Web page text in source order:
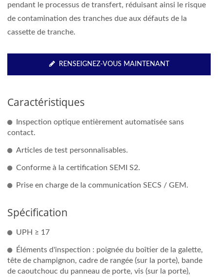
pendant le processus de transfert, réduisant ainsi le risque
de contamination des tranches due aux défauts de la
cassette de tranche.
RENSEIGNEZ-VOUS MAINTENANT
Caractéristiques
Inspection optique entièrement automatisée sans
contact.
Articles de test personnalisables.
Conforme à la certification SEMI S2.
Prise en charge de la communication SECS / GEM.
Spécification
UPH ≥ 17
Éléments d'inspection : poignée du boîtier de la galette,
tête de champignon, cadre de rangée (sur la porte), bande
de caoutchouc du panneau de porte, vis (sur la porte),